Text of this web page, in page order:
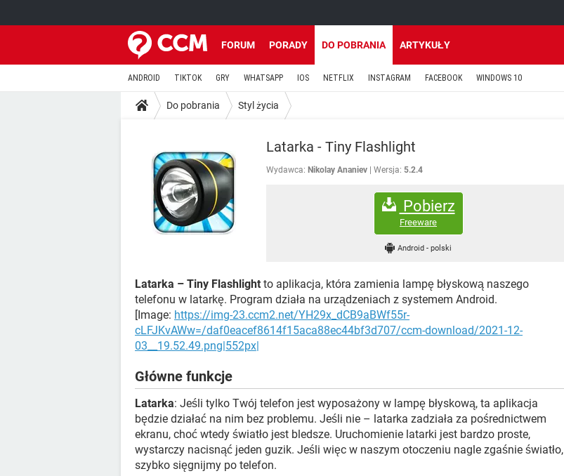
FORUM PORADY DO POBRANIA ARTYKUŁY
ANDROID TIKTOK GRY WHATSAPP IOS NETFLIX INSTAGRAM FACEBOOK WINDOWS 10
Do pobrania Styl życia
Latarka - Tiny Flashlight
Wydawca: Nikolay Ananiev Wersja: 5.2.4
Pobierz
Freeware
Android - polski
Latarka – Tiny Flashlight to aplikacja, która zamienia lampę błyskową naszego
telefonu w latarkę. Program działa na urządzeniach z systemem Android.
[Image: https://img-23.ccm2.net/YH29x_dCB9aBWf55r-
cLFJKvAWw=/daf0eacef8614f15aca88ec44bf3d707/ccm-download/2021-12-
03__19.52.49.png|552px|
Główne funkcje
Latarka: Jeśli tylko Twój telefon jest wyposażony w lampę błyskową, ta aplikacja
będzie działać na nim bez problemu. Jeśli nie – latarka zadziała za pośrednictwem
ekranu, choć wtedy światło jest bledsze. Uruchomienie latarki jest bardzo proste,
wystarczy nacisnąć jeden guzik. Jeśli więc w naszym otoczeniu nagle zgaśnie światło,
szybko sięgnijmy po telefon.